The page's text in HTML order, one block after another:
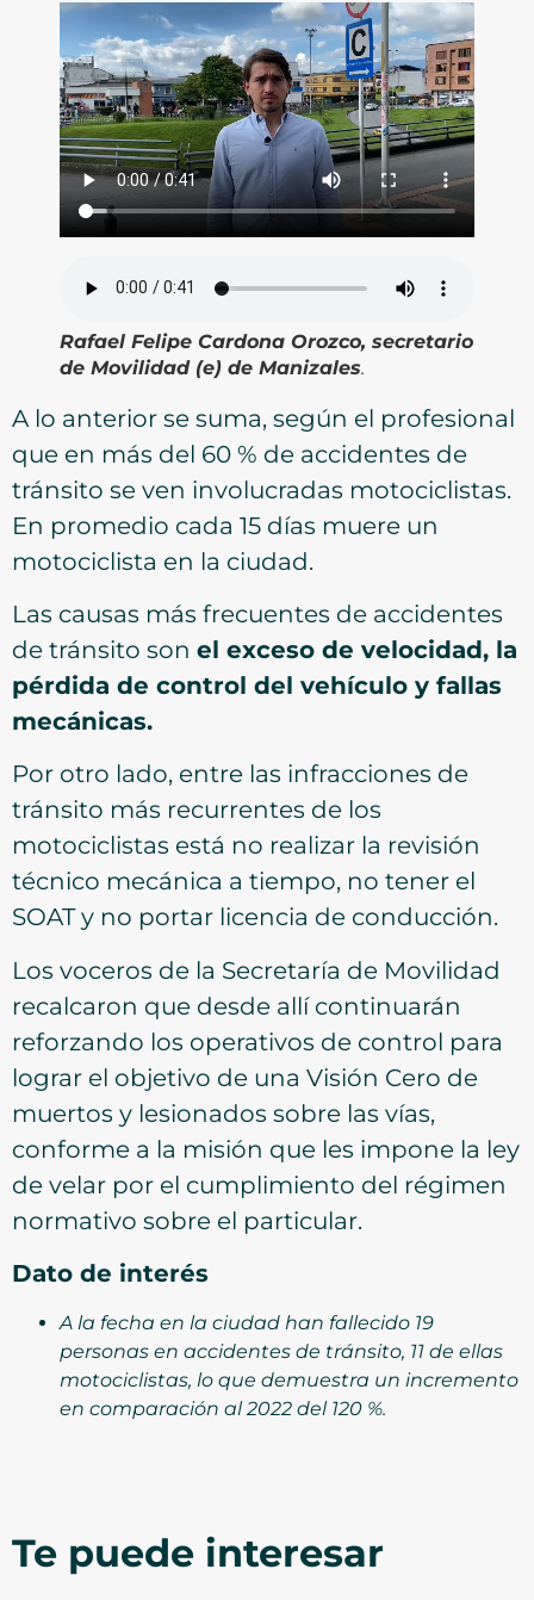
Rafael Felipe Cardona Orozco, secretario
de Movilidad (e) de Manizales.
A lo anterior se suma, según el profesional
que en más del 60 % de accidentes de
tránsito se ven involucradas motociclistas.
En promedio cada 15 días muere un
motociclista en la ciudad.
Las causas más frecuentes de accidentes
de tránsito son el exceso de velocidad, la
pérdida de control del vehículo y fallas
mecánicas.
Por otro lado, entre las infracciones de
tránsito más recurrentes de los
motociclistas está no realizar la revisión
técnico mecánica a tiempo, no tener el
SOAT y no portar licencia de conducción.
Los voceros de la Secretaría de Movilidad
recalcaron que desde allí continuarán
reforzando los operativos de control para
lograr el objetivo de una Visión Cero de
muertos y lesionados sobre las vías,
conforme a la misión que les impone la ley
de velar por el cumplimiento del régimen
normativo sobre el particular.
Dato de interés
A la fecha en la ciudad han fallecido 19
personas en accidentes de tránsito, 11 de ellas
motociclistas, lo que demuestra un incremento
en comparación al 2022 del 120 %.
Te puede interesar